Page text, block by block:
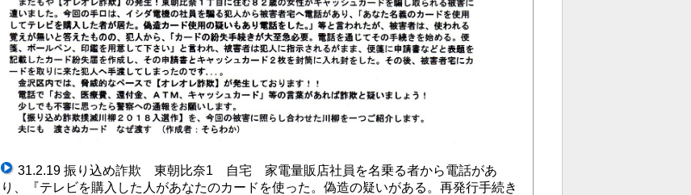
31.2.19 振り込め詐欺 東朝比奈1 自宅 家電量販店社員を名乗る者から電話があ
り、『テレビを購入した人があなたのカードを使った。偽造の疑いがある。再発行手続き